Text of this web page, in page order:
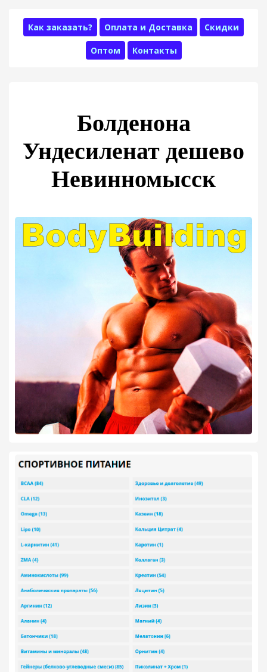
Как заказать? Оплата и Доставка Скидки
Оптом Контакты
Болденона
Ундесиленат дешево
Невинномысск